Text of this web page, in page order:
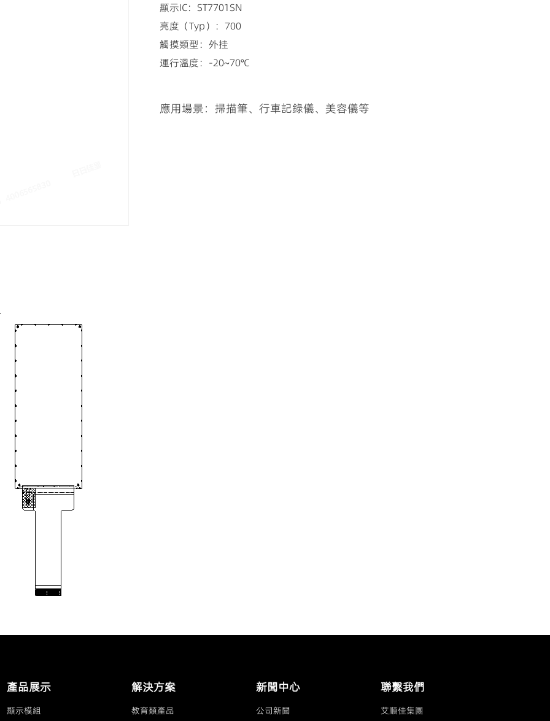
顯示IC：ST7701SN
亮度（Typ）：700
觸摸類型：外挂
運行溫度：-20~70℃
應用場景：掃描筆、行車記錄儀、美容儀等
產品展示
顯示模組
解決方案
教育類產品
新聞中心
公司新聞
聯繫我們
艾順佳集團